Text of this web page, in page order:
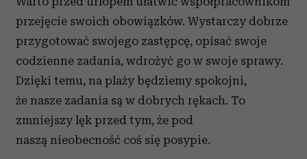
przejęcie swoich obowiązków. Wystarczy dobrze
przygotować swojego zastępcę, opisać swoje
codzienne zadania, wdrożyć go w swoje sprawy.
Dzięki temu, na plaży będziemy spokojni,
że nasze zadania są w dobrych rękach. To
zmniejszy lęk przed tym, że pod
naszą nieobecność coś się posypie.